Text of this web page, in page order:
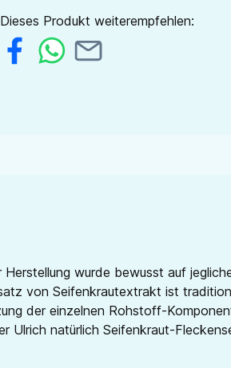
Dieses Produkt weiterempfehlen:
wurde bewusst auf
von Seifenkrautextrakt ist
der einzelnen Rohstoff-
natürlich Seifenkraut-